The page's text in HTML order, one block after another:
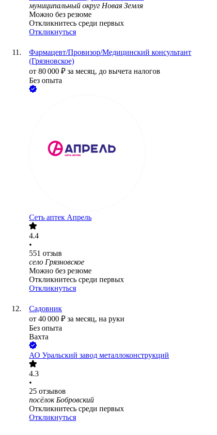
муниципальный округ Новая Земля
Можно без резюме
Откликнитесь среди первых
Откликнуться
Фармацевт/Провизор/Медицинский консультант
(Грязновское)
от 80 000 ₽ за месяц, до вычета налогов
Без опыта
Сеть аптек Апрель
4.4
•
551 отзыв
село Грязновское
Можно без резюме
Откликнитесь среди первых
Откликнуться
Садовник
от 40 000 ₽ за месяц, на руки
Без опыта
Вахта
АО Уральский завод металлоконструкций
4.3
•
25 отзывов
посёлок Бобровский
Откликнитесь среди первых
Откликнуться